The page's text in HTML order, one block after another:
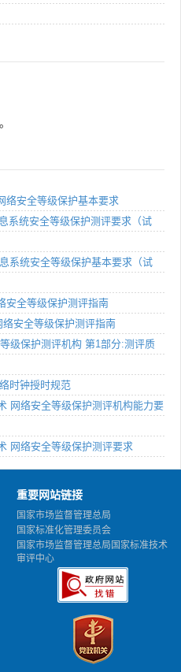
。
安全等级保护基本要求
系统安全等级保护测评要求（试
系统安全等级保护基本要求（试
全等级保护测评指南
安全等级保护测评指南
级保护测评机构 第1部分:测评质
时钟授时规范
网络安全等级保护测评机构能力要
网络安全等级保护测评要求
重要网站链接
国家市场监督管理总局
国家标准化管理委员会
国家市场监督管理总局国家标准技术
审评中心